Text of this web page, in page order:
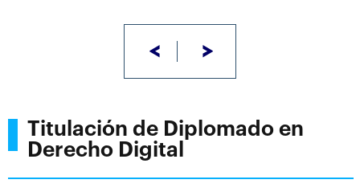
< >
Titulación de Diplomado en
Derecho Digital